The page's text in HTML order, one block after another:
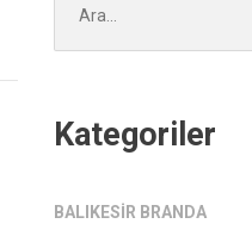
ara:
Kategoriler
BALIKESIR BRANDA